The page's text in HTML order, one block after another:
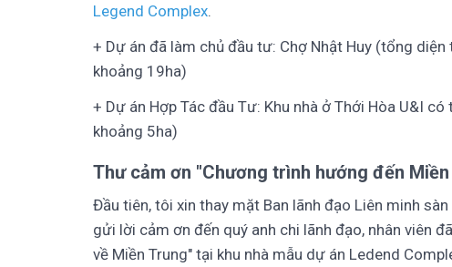
Legend Complex.
+ Dự án đã làm chủ đầu tư: Chợ Nhật Huy (tổng
khoảng 19ha)
+ Dự án Hợp Tác đầu Tư: Khu nhà ở Thới Hòa U&I
khoảng 5ha)
Thư cảm ơn "Chương trình hướng đến
Đầu tiên, tôi xin thay mặt Ban lãnh đạo Liên minh
gửi lời cảm ơn đến quý anh chi lãnh đạo, nhân viên
về Miền Trung" tại khu nhà mẫu dự án Ledend